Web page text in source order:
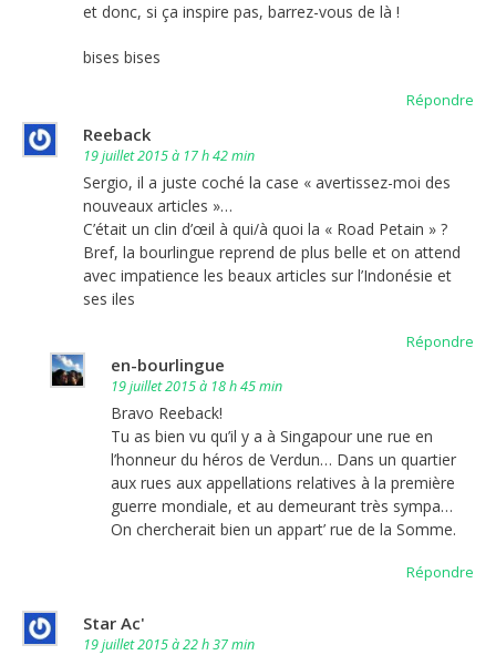
et donc, si ça inspire pas, barrez-vous de là !
bises bises
Répondre
Reeback
19 juillet 2015 à 17 h 42 min
Sergio, il a juste coché la case « avertissez-moi des
nouveaux articles »…
C’était un clin d’œil à qui/à quoi la « Road Petain » ?
Bref, la bourlingue reprend de plus belle et on attend
avec impatience les beaux articles sur l’Indonésie et
ses iles
Répondre
en-bourlingue
19 juillet 2015 à 18 h 45 min
Bravo Reeback!
Tu as bien vu qu’il y a à Singapour une rue en
l’honneur du héros de Verdun… Dans un quartier
aux rues aux appellations relatives à la première
guerre mondiale, et au demeurant très sympa…
On chercherait bien un appart’ rue de la Somme.
Répondre
Star Ac'
19 juillet 2015 à 22 h 37 min